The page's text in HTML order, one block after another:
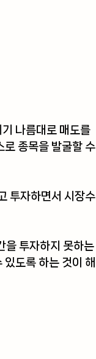
나름대로 매도를
로 종목을 발굴할 수
투자하면서 시장수
을 투자하지 못하는
도록 하는 것이 해